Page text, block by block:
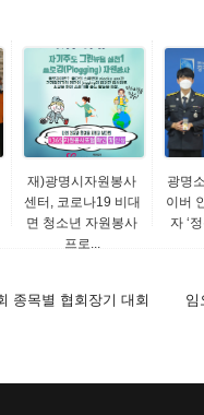
재)광명시자원봉사
센터, 코로나19 비대
면 청소년 자원봉사
프로...
광명
이버
자 ‘
임
종목별 협회장기 대회